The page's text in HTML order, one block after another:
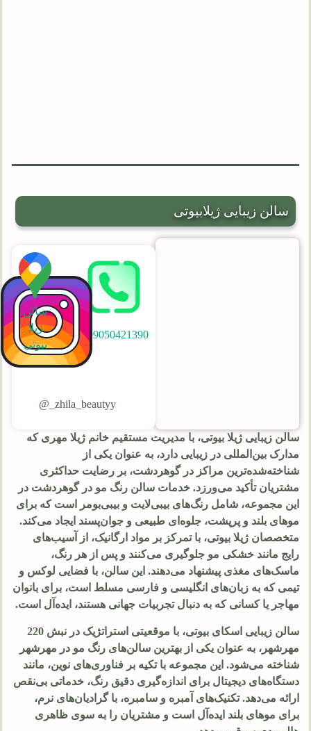
سالن زیبایی ژیلابیوتی
09050421390
zhila_beautyy_@
سالن
ژیلا
بیوتی
سالن زیبایی ژیلا بیوتی، با مدیریت مستقیم خانم ژیلا مهری که
مدارک بین‌المللی در زیبایی دارد، به عنوان یکی از
شناخته‌شده‌ترین مراکز در گوهردشت، بر رضایت حداکثری
مشتریان تأکید می‌ورزد. خدمات سالن رنگ مو در گوهردشت در
این مجموعه، شامل رنگ‌های بیبی‌لایت و بیبی‌بومر است که برای
موهای بلند و پرپشت، جلوه‌ای طبیعی و جوان‌پسند ایجاد می‌کند.
متخصصان ژیلا بیوتی، با تمرکز بر مواد ارگانیک، از آسیب‌های
رایج مانند خشکی مو جلوگیری می‌کنند و پس از هر رنگ،
ماسک‌های مغذی پیشنهاد می‌دهند. این سالن، با فضایی لوکس و
تیمی که به زبان‌های انگلیسی و فارسی مسلط است، برای بانوان
مهاجر یا کسانی که به دنبال تجربیات جهانی هستند، ایده‌آل است.
سالن زیبایی اسکای بیوتی، با موقعیتی استراتژیک در نبش 220
مهرشهر، به عنوان یکی از بهترین سالن‌های رنگ مو در مهرشهر
شناخته می‌شود. این مجموعه با تکیه بر فناوری‌های نوین، مانند
دستگاه‌های دیجیتال برای اندازه‌گیری دقیق رنگ، خدماتی بی‌نقص
ارائه می‌دهد. تکنیک‌های آمبره و سامبره، با گرادیان‌های نرم،
برای موهای بلند ایده‌آل است و مشتریان را به سوی ظاهری